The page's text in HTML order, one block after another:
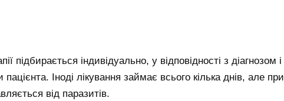
підбирається індивідуально, у відповідності з діагнозом і
Іноді лікування займає всього кілька днів, але при
від паразитів.